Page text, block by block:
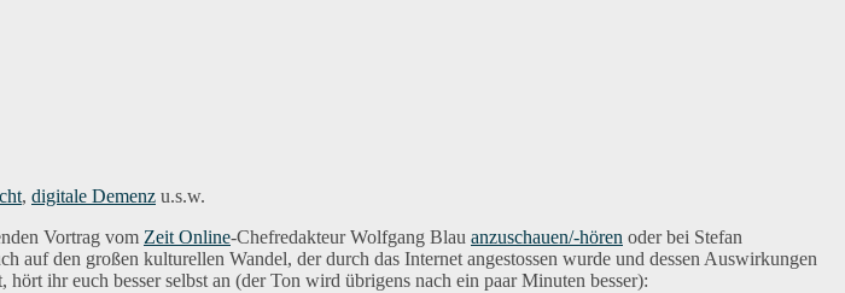
, digitale Demenz u.s.w.
Vortrag vom Zeit Online-Chefredakteur Wolfgang Blau anzuschauen/-hören oder bei Stefan
auf den großen kulturellen Wandel, der durch das Internet angestossen wurde und dessen Auswirkungen
ihr euch besser selbst an (der Ton wird übrigens nach ein paar Minuten besser):